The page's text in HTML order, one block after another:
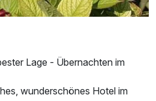
Lage - Übernachten im
wunderschönes Hotel im